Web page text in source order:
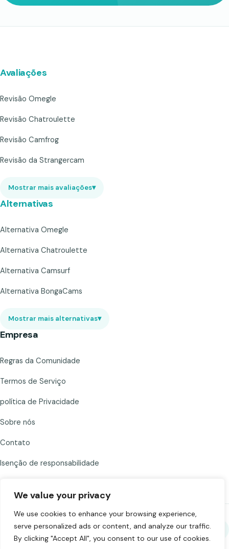
We value your privacy
We use cookies to enhance your browsing experience,
serve personalized ads or content, and analyze our traffic.
By clicking "Accept All", you consent to our use of cookies.
Avaliações
Revisão Omegle
Revisão Chatroulette
Revisão Camfrog
Revisão da Strangercam
Mostrar mais avaliações▾
Alternativas
Alternativa Omegle
Alternativa Chatroulette
Alternativa Camsurf
Alternativa BongaCams
Mostrar mais alternativas▾
Empresa
Regras da Comunidade
Termos de Serviço
política de Privacidade
Sobre nós
Contato
Isenção de responsabilidade
Compartilhe Chat to Strangers